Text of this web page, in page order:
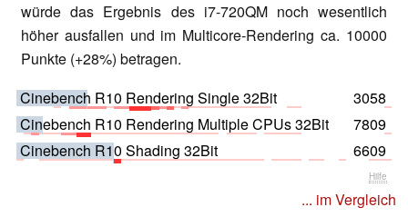
würde das Ergebnis des i7-720QM noch wesentlich
höher ausfallen und im Multicore-Rendering ca. 10000
Punkte (+28%) betragen.
Cinebench R10 Rendering Single 32Bit
3058
Cinebench R10 Rendering Multiple CPUs 32Bit
7809
Cinebench R10 Shading 32Bit
6609
Hilfe
... im Vergleich